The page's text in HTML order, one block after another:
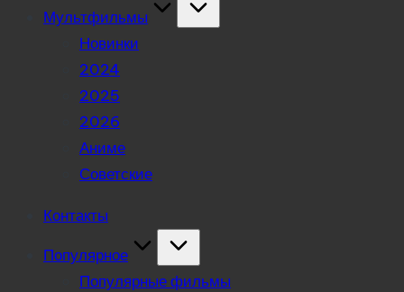
Мультфильмы
Новинки
2024
2025
2026
Аниме
Советские
Контакты
Популярное
Популярные фильмы